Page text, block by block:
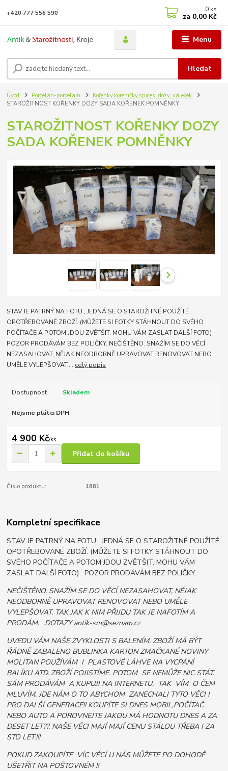
Menu
Hledat
+420 777 556 590 0 ks
za 0,00 Kč
Úvod Porcelán-porcelain
Kořenky,koreničky,spices, dozy, váleček
STAROŽITNOST KOŘENKY DOZY SADA KOŘENEK POMNĚNKY
STAROŽITNOST KOŘENKY DOZY
SADA KOŘENEK POMNĚNKY
STAV JE PATRNÝ NA FOTU , JEDNÁ SE O STAROŽITNÉ POUŽÍTÉ
OPOTŘEBOVANÉ ZBOŽÍ. (MŮŽETE SI FOTKY STÁHNOUT DO SVÉHO
POČÍTAČE A POTOM JDOU ZVĚTŠIT. MOHU VÁM ZASLAT DALŠÍ FOTO) .
POZOR PRODÁVÁM BEZ POLIČKY. NEČIŠTĚNO. SNAŽÍM SE DO VĚCÍ
NEZASAHOVAT, NĚJAK NEODBORNĚ UPRAVOVAT RENOVOVAT NEBO
UMĚLE VYLEPŠOVAT.... celý popis
Dostupnost Skladem
Nejsme plátci DPH
4 900 Kč/ks
Přidat do košíku
Číslo produktu: 1881
Kompletní specifikace
STAV JE PATRNÝ NA FOTU , JEDNÁ SE O STAROŽITNÉ POUŽÍTÉ
OPOTŘEBOVANÉ ZBOŽÍ. (MŮŽETE SI FOTKY STÁHNOUT DO
SVÉHO POČÍTAČE A POTOM JDOU ZVĚTŠIT. MOHU VÁM
ZASLAT DALŠÍ FOTO) . POZOR PRODÁVÁM BEZ POLIČKY.
NEČIŠTĚNO. SNAŽÍM SE DO VĚCÍ NEZASAHOVAT, NĚJAK
NEODBORNĚ UPRAVOVAT RENOVOVAT NEBO UMĚLE
VYLEPŠOVAT. TAK JAK K NIM PŘIJDU TAK JE NAFOTÍM A
PRODÁM. .DOTAZY antik-sm@seznam.cz
UVEDU VÁM NAŠE ZVYKLOSTI S BALENÍM. ZBOŽÍ MÁ BÝT
ŘÁDNĚ ZABALENO BUBLINKA KARTON ZMAČKANÉ NOVINY
MOLITAN POUŽÍVÁM I PLASTOVÉ LÁHVE NA VYCPÁNÍ
BALÍKU ATD. ZBOŽÍ POJISTÍME. POTOM SE NEMŮŽE NIC STÁT.
SÁM PRODÁVÁM A KUPUJI NA INTERNETU, TAK VÍM O ČEM
MLUVÍM. JDE NÁM O TO ABYCHOM ZANECHALI TYTO VĚCI I
PRO DALŠÍ GENERACE!! KOUPÍTE SI DNES MOBIL,POČÍTAČ
NEBO AUTO A POROVNEJTE JAKOU MÁ HODNOTU DNES A ZA
DESET LET??. NAŠE VĚCI MAJÍ MAJÍ CENU STÁLOU TŘEBA I ZA
STO LET.!!!
POKUD ZAKOUPÍTE VÍC VĚCÍ U NÁS MŮŽETE PO DOHODĚ
UŠETŘIT NA POŠTOVNÉM !!